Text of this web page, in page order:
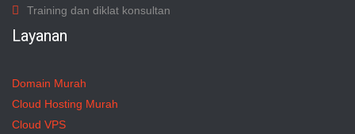
Training dan diklat konsultan
Layanan
Domain Murah
Cloud Hosting Murah
Cloud VPS